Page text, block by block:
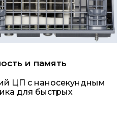
и память
ЦП с наносекундным
для быстрых